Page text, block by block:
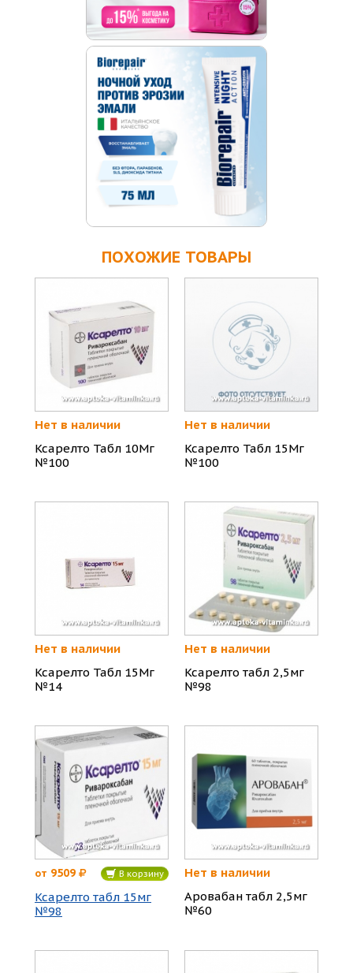
ПОХОЖИЕ ТОВАРЫ
Нет в наличии
Ксарелто Табл 10Мг
№100
Нет в наличии
Ксарелто Табл 15Мг
№100
Нет в наличии
Ксарелто Табл 15Мг
№14
Нет в наличии
Ксарелто табл 2,5мг
№98
от 9509 В корзину
Ксарелто табл 15мг
№98
Нет в наличии
Аровабан табл 2,5мг
№60